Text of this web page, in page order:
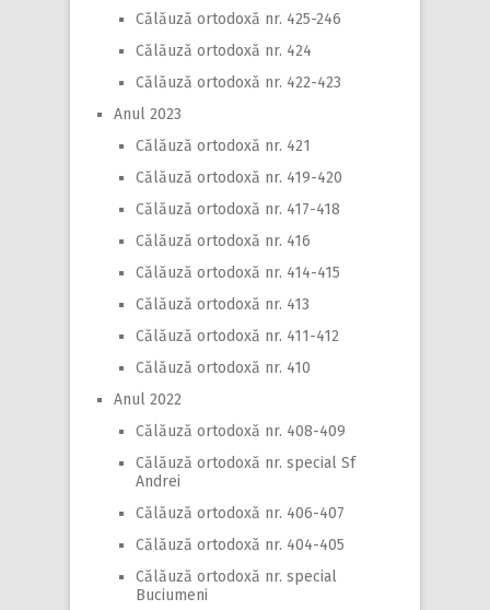
Călăuză ortodoxă nr. 425-246
Călăuză ortodoxă nr. 424
Călăuză ortodoxă nr. 422-423
Anul 2023
Călăuză ortodoxă nr. 421
Călăuză ortodoxă nr. 419-420
Călăuză ortodoxă nr. 417-418
Călăuză ortodoxă nr. 416
Călăuză ortodoxă nr. 414-415
Călăuză ortodoxă nr. 413
Călăuză ortodoxă nr. 411-412
Călăuză ortodoxă nr. 410
Anul 2022
Călăuză ortodoxă nr. 408-409
Călăuză ortodoxă nr. special Sf
Andrei
Călăuză ortodoxă nr. 406-407
Călăuză ortodoxă nr. 404-405
Călăuză ortodoxă nr. special
Buciumeni